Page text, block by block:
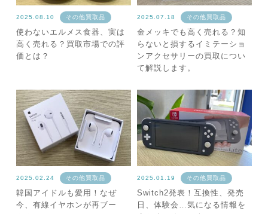
2025.08.10 その他買取品
使わないエルメス食器、実は
高く売れる？買取市場での評
価とは？
2025.07.18 その他買取品
金メッキでも高く売れる？知
らないと損するイミテーショ
ンアクセサリーの買取につい
て解説します。
2025.02.24 その他買取品
韓国アイドルも愛用！なぜ
今、有線イヤホンが再ブー
2025.01.19 その他買取品
Switch2発表！互換性、発売
日、体験会…気になる情報を